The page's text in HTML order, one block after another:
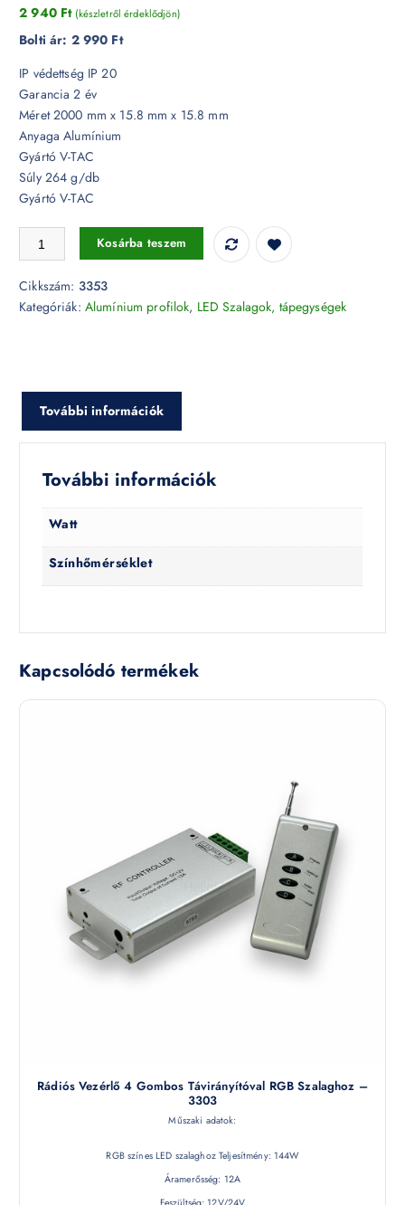
2 940 Ft (készletről érdeklődjön)
Bolti ár: 2 990 Ft
IP védettség IP 20
Garancia 2 év
Méret 2000 mm x 15.8 mm x 15.8 mm
Anyaga Alumínium
Gyártó V-TAC
Súly 264 g/db
Gyártó V-TAC
Alumínium sarok profil 2 méter tejfehér fedlappal - 3353 mennyiség
Kosárba teszem
Cikkszám: 3353
Kategóriák: Alumínium profilok, LED Szalagok, tápegységek
További információk
További információk
Watt
Színhőmérséklet
Kapcsolódó termékek
Rádiós Vezérlő 4 Gombos Távirányítóval RGB Szalaghoz –
3303
Műszaki adatok:
RGB színes LED szalaghoz Teljesítmény: 144W
Áramerősség: 12A